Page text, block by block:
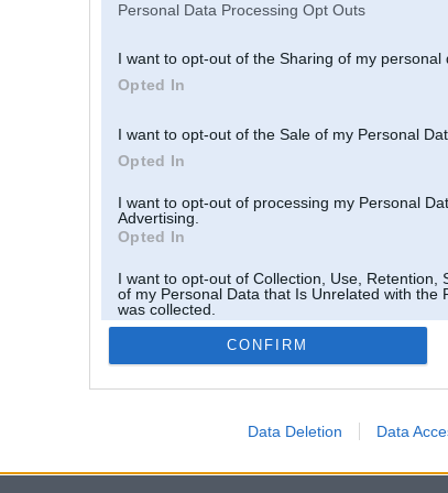
Personal Data Processing Opt Outs
I want to opt-out of the Sharing of my personal
Opted In
I want to opt-out of the Sale of my Personal
Opted In
I want to opt-out of processing my Personal
Advertising.
Opted In
I want to opt-out of Collection, Use, Retention,
of my Personal Data that Is Unrelated with the
was collected.
Opted Out
CONFIRM
Data Deletion Data
126
BMWPower.lv darbojas
gada 14. maija. Tas nav auto klubs un nav saistīts ar